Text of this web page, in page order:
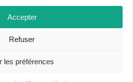
Accepter
Refuser
les préférences
NOUS
LÉGALES